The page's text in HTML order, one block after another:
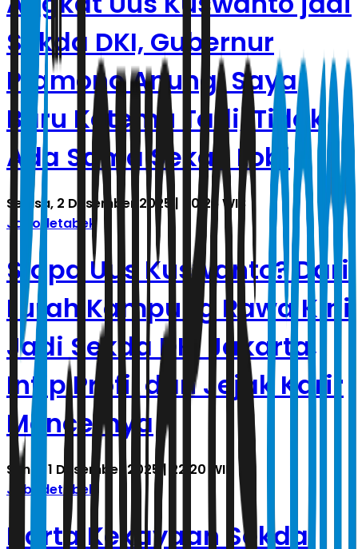
Sekda DKI, Gubernur
Pramono Anung: Saya
Baru Ketemu Tadi, Tidak
Ada Sama Sekali Lobi
Selasa, 2 Desember 2025 | 00.26 WIB
Jabodetabek
Siapa Uus Kuswanto? Dari
Lurah Kampung Rawa Kini
Jadi Sekda DKI Jakarta,
Intip Profil dan Jejak Karir
Moncernya
Senin, 1 Desember 2025 | 22.20 WIB
Jabodetabek
Harta Kekayaan Sekda